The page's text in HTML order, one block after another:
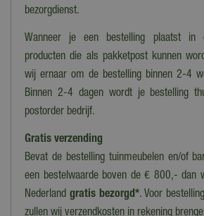
Hoogte (cm)
bezorgdienst.
Wanneer je een bestelling plaatst in
producten die als pakketpost kunnen
wij ernaar om de bestelling binnen 2-4
Binnen 2-4 dagen wordt je bestelling
postorder bedrijf.
Gratis verzending
Bevat de bestelling tuinmeubelen en/of
een bestelwaarde boven de € 800,- dan
Nederland gratis bezorgd*. Voor
zullen wij verzendkosten in rekening